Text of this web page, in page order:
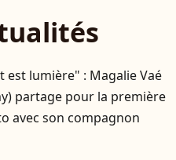
est lumière" : Magalie Vaé
partage pour la première
avec son compagnon